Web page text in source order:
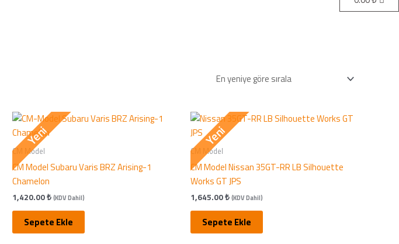
Yeni
CM Model
CM Model Subaru Varis BRZ Arising-1
Chamelon
1,420.00₺(KDV Dahil)
Sepete Ekle
Yeni
CM Model
CM Model Nissan 35GT-RR LB Silhouette
Works GT JPS
1,645.00₺(KDV Dahil)
Sepete Ekle